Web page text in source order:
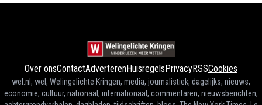
Over onsContactAdverterenHuisregelsPrivacyRSSCookies
wel.nl, wel, Welingelichte Kringen, media, journalistiek, dagelijks, nieuws,
economie, cultuur, nationaal, internationaal, commentaren, nieuwsberichten,